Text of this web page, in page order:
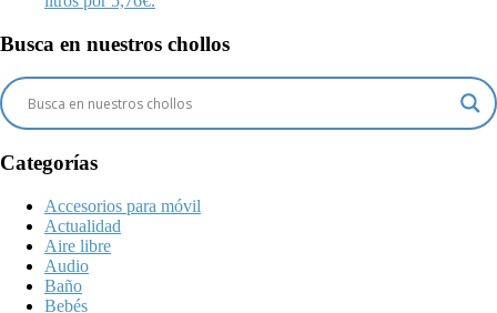
Busca en nuestros chollos
Categorías
Accesorios para móvil
Actualidad
Aire libre
Audio
Baño
Bebés